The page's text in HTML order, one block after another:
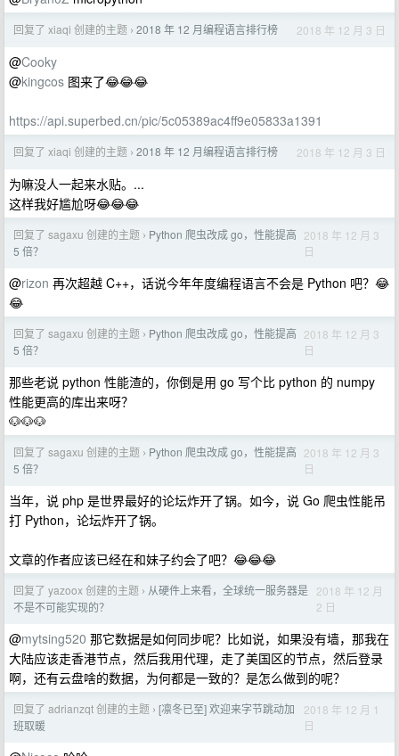
回复了 xiaqi 创建的主题 › 2018 年 12 月编程语言排行榜 2018 年 12 月 3 日
@Cooky
@kingcos 图来了😂😂😂
https://api.superbed.cn/pic/5c05389ac4ff9e05833a1391
回复了 xiaqi 创建的主题 › 2018 年 12 月编程语言排行榜 2018 年 12 月 3 日
为嘛没人一起来水贴。...
这样我好尴尬呀😂😂😂
回复了 sagaxu 创建的主题 › Python 爬虫改成 go，性能提高
5 倍？
2018 年 12 月 3
日
@rizon 再次超越 C++，话说今年年度编程语言不会是 Python 吧？😂
😂
回复了 sagaxu 创建的主题 › Python 爬虫改成 go，性能提高
5 倍？
2018 年 12 月 3
日
那些老说 python 性能渣的，你倒是用 go 写个比 python 的 numpy
性能更高的库出来呀？
🐶🐶🐶
回复了 sagaxu 创建的主题 › Python 爬虫改成 go，性能提高
5 倍？
2018 年 12 月 3
日
当年，说 php 是世界最好的论坛炸开了锅。如今，说 Go 爬虫性能吊
打 Python，论坛炸开了锅。
文章的作者应该已经在和妹子约会了吧？😂😂😂
回复了 yazoox 创建的主题 › 从硬件上来看，全球统一服务器是
不是不可能实现的？
2018 年 12 月
2 日
@mytsing520 那它数据是如何同步呢？比如说，如果没有墙，那我在
大陆应该走香港节点，然后我用代理，走了美国区的节点，然后登录
啊，还有云盘啥的数据，为何都是一致的？是怎么做到的呢？
回复了 adrianzqt 创建的主题 › [凛冬已至] 欢迎来字节跳动加
班取暖
2018 年 12 月 1
日